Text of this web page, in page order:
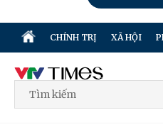
CHÍNH TRỊ XÃ HỘI